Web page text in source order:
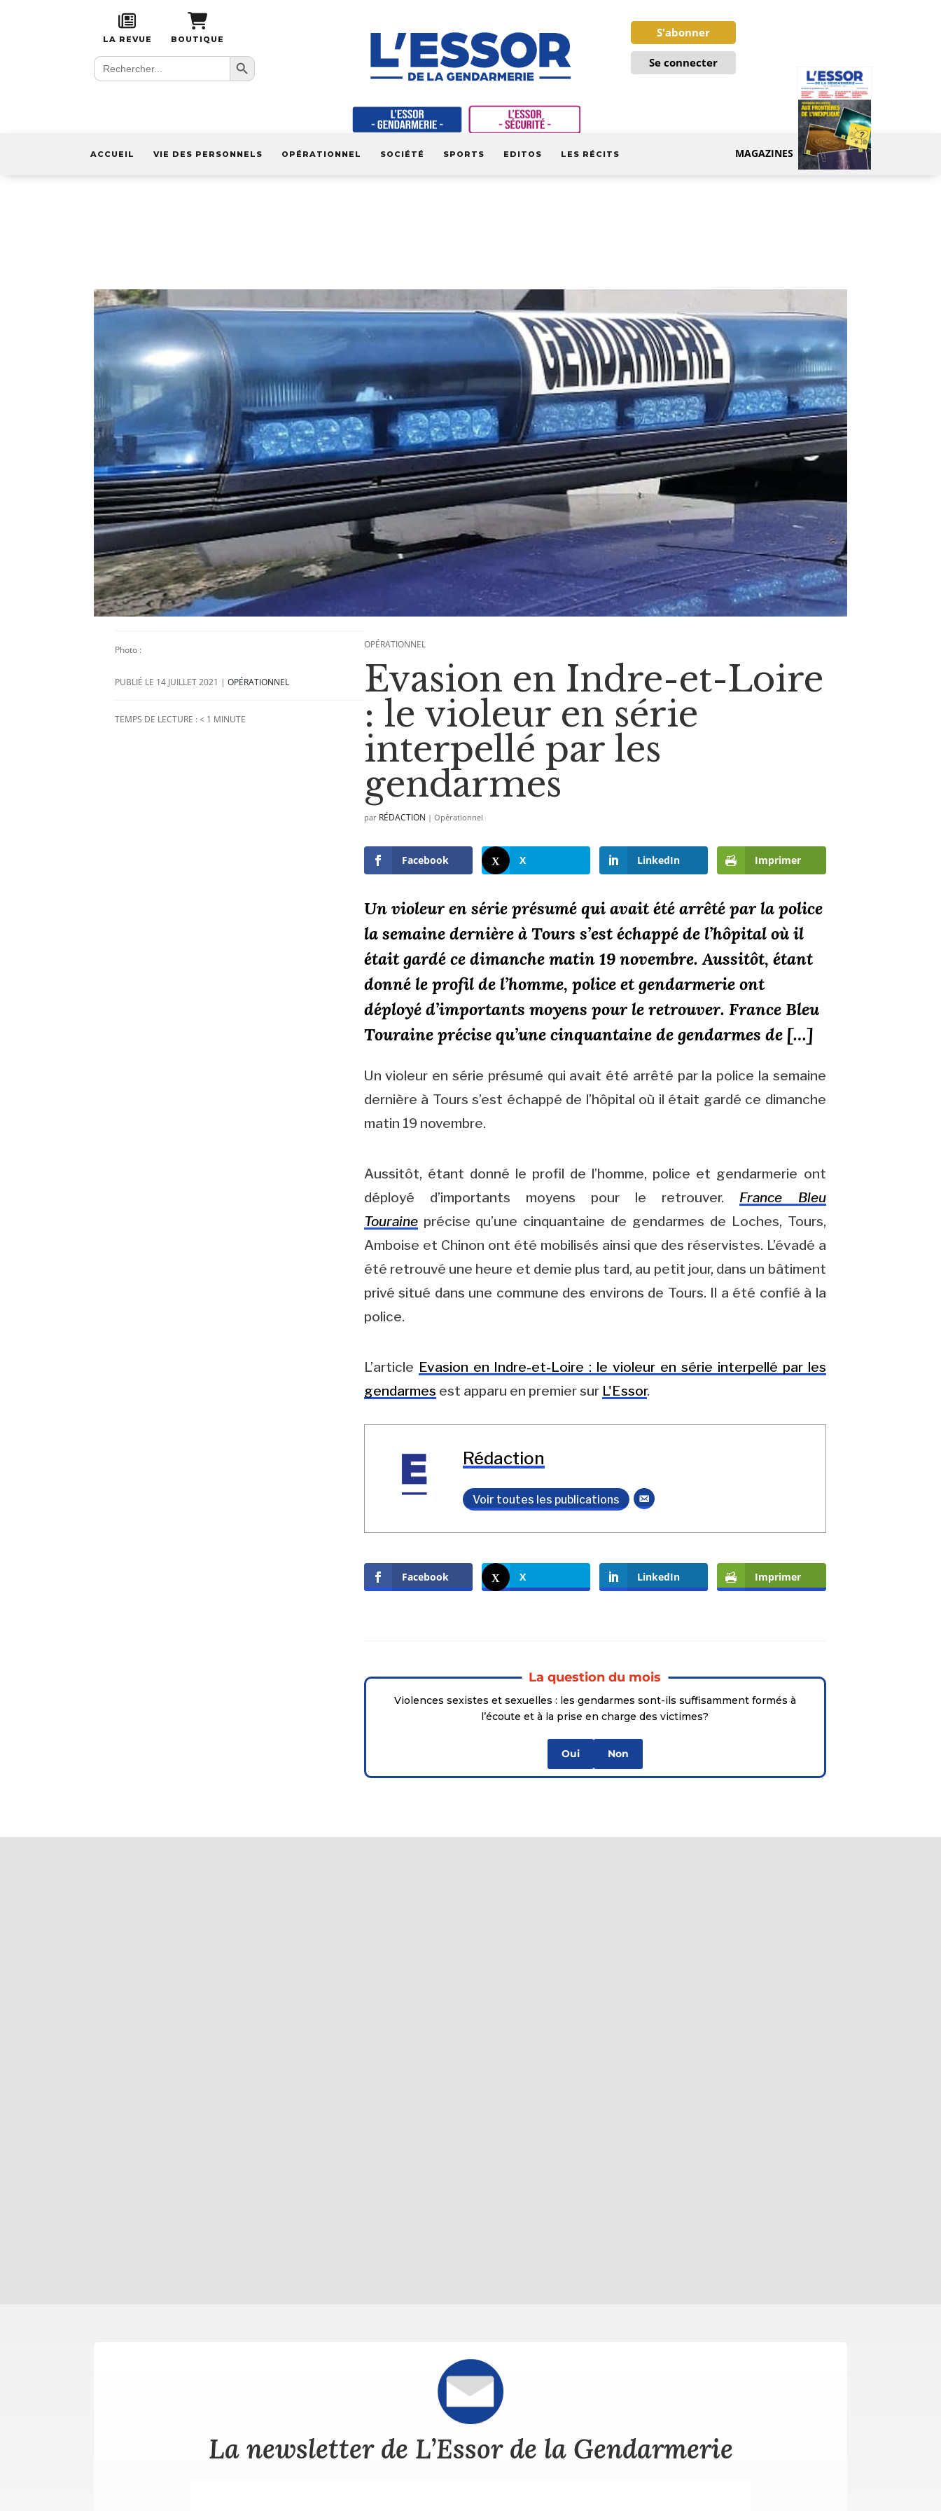
LA REVUE BOUTIQUE
Search
for:
Search Button
S'abonner
Se connecter
ACCUEIL VIE DES PERSONNELS OPÉRATIONNEL SOCIÉTÉ SPORTS EDITOS LES RÉCITS MAGAZINES
Photo :
14 JUILLET 2021 |OPÉRATIONNEL
TEMPS DE LECTURE : < 1 MINUTE
OPÉRATIONNEL
Evasion en Indre-et-Loire
: le violeur en série
interpellé par les
gendarmes
par RÉDACTION | Opérationnel
Facebook X LinkedIn Imprimer
Un violeur en série présumé qui avait été arrêté par la police
la semaine dernière à Tours s’est échappé de l’hôpital où il
était gardé ce dimanche matin 19 novembre. Aussitôt, étant
donné le profil de l’homme, police et gendarmerie ont
déployé d’importants moyens pour le retrouver. France Bleu
Touraine précise qu’une cinquantaine de gendarmes de […]
Un violeur en série présumé qui avait été arrêté par la police la semaine
dernière à Tours s’est échappé de l’hôpital où il était gardé ce dimanche
matin 19 novembre.
Aussitôt, étant donné le profil de l’homme, police et gendarmerie ont
déployé d’importants moyens pour le retrouver. France Bleu
Touraine précise qu’une cinquantaine de gendarmes de Loches, Tours,
Amboise et Chinon ont été mobilisés ainsi que des réservistes. L’évadé a
été retrouvé une heure et demie plus tard, au petit jour, dans un bâtiment
privé situé dans une commune des environs de Tours. Il a été confié à la
police.
L’article Evasion en Indre-et-Loire : le violeur en série interpellé par les
gendarmes est apparu en premier sur L'Essor.
Rédaction
Voir toutes les publications
Facebook X LinkedIn Imprimer
La question du mois
Violences sexistes et sexuelles : les gendarmes sont-ils suffisamment formés à
l’écoute et à la prise en charge des victimes?
Oui Non
La newsletter de L’Essor de la Gendarmerie